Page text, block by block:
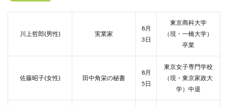
川上哲郎(男性) 実業家
8月
3日
東京商科大学
（現・一橋大学）
卒業
佐藤昭子(女性) 田中角栄の秘書
8月
5日
東京女子専門学校
（現・東京家政大
学）中退